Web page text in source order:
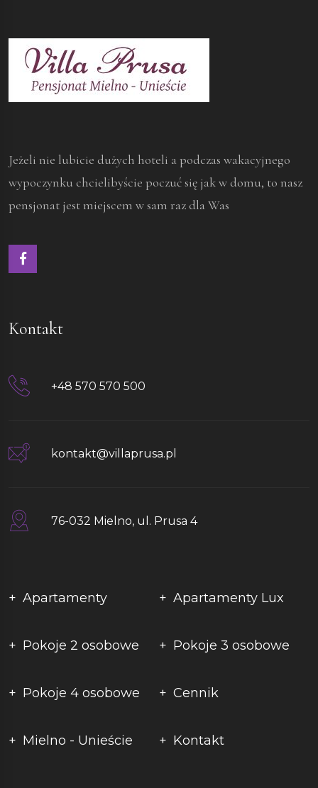
Jeżeli nie lubicie dużych hoteli a podczas wakacyjnego
wypoczynku chcielibyście poczuć się jak w domu, to nasz
pensjonat jest miejscem w sam raz dla Was
Apartamenty Apartamenty Lux
Pokoje 2 osobowe Pokoje 3 osobowe
Pokoje 4 osobowe Cennik
Mielno - Unieście Kontakt
Kontakt
+48 570 570 500
kontakt@villaprusa.pl
76-032 Mielno, ul. Prusa 4